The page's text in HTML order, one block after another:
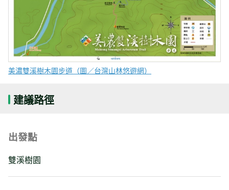
美濃雙溪樹木園步道（圖／台灣山林悠遊網）
建議路徑
出發點
雙溪樹園